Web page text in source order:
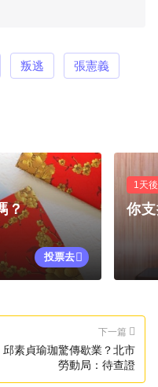
叛逃 張憲義
？
投票去
1天
你
下一篇
​邱素貞瑜珈驚傳歇業？北市
勞動局：待查證